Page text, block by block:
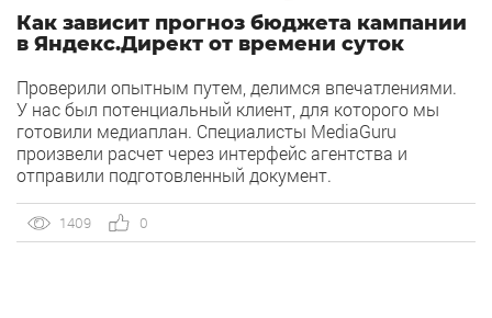
Как зависит прогноз бюджета кампании
в Яндекс.Директ от времени суток
Проверили опытным путем, делимся впечатлениями.
У нас был потенциальный клиент, для которого мы
готовили медиаплан. Специалисты MediaGuru
произвели расчет через интерфейс агентства и
отправили подготовленный документ.
1409 0